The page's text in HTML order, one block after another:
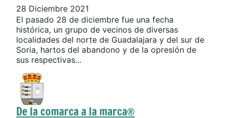
28 Diciembre 2021
El pasado 28 de diciembre fue una fecha
histórica, un grupo de vecinos de diversas
localidades del norte de Guadalajara y del sur de
Soria, hartos del abandono y de la opresión de
sus respectivas...
De la comarca a la marca®